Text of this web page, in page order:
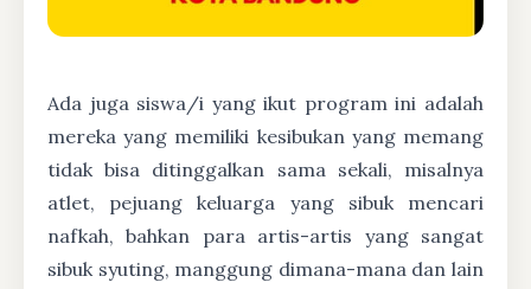
Ada juga siswa/i yang ikut program ini adalah
mereka yang memiliki kesibukan yang memang
tidak bisa ditinggalkan sama sekali, misalnya
atlet, pejuang keluarga yang sibuk mencari
nafkah, bahkan para artis-artis yang sangat
sibuk syuting, manggung dimana-mana dan lain